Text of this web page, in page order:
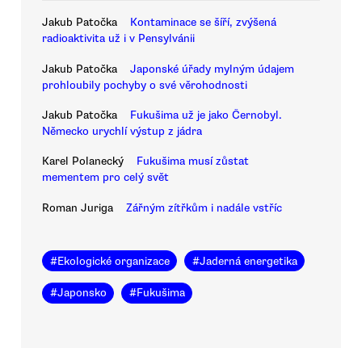
Jakub Patočka
Kontaminace se šíří, zvýšená
radioaktivita už i v Pensylvánii
Jakub Patočka
Japonské úřady mylným údajem
prohloubily pochyby o své věrohodnosti
Jakub Patočka
Fukušima už je jako Černobyl.
Německo urychlí výstup z jádra
Karel Polanecký
Fukušima musí zůstat
mementem pro celý svět
Roman Juriga Zářným zítřkům i nadále vstříc
#Ekologické organizace #Jaderná energetika
#Japonsko #Fukušima